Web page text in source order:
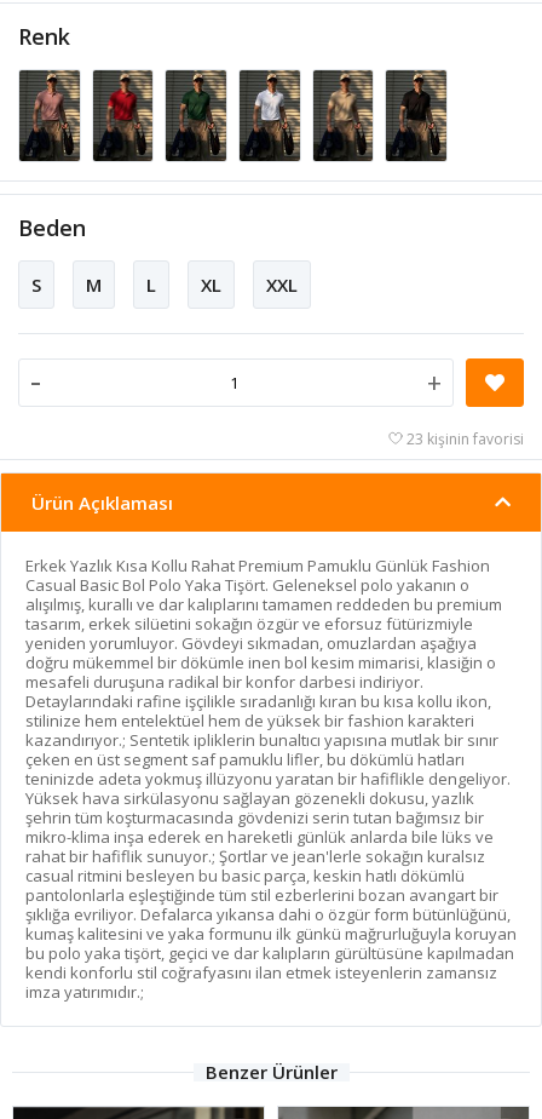
Renk
Beden
S M L XL XXL
- +
23 kişinin favorisi
Ürün Açıklaması
Erkek Yazlık Kısa Kollu Rahat Premium Pamuklu Günlük Fashion
Casual Basic Bol Polo Yaka Tişört. Geleneksel polo yakanın o
alışılmış, kurallı ve dar kalıplarını tamamen reddeden bu premium
tasarım, erkek silüetini sokağın özgür ve eforsuz fütürizmiyle
yeniden yorumluyor. Gövdeyi sıkmadan, omuzlardan aşağıya
doğru mükemmel bir dökümle inen bol kesim mimarisi, klasiğin o
mesafeli duruşuna radikal bir konfor darbesi indiriyor.
Detaylarındaki rafine işçilikle sıradanlığı kıran bu kısa kollu ikon,
stilinize hem entelektüel hem de yüksek bir fashion karakteri
kazandırıyor.; Sentetik ipliklerin bunaltıcı yapısına mutlak bir sınır
çeken en üst segment saf pamuklu lifler, bu dökümlü hatları
teninizde adeta yokmuş illüzyonu yaratan bir hafiflikle dengeliyor.
Yüksek hava sirkülasyonu sağlayan gözenekli dokusu, yazlık
şehrin tüm koşturmacasında gövdenizi serin tutan bağımsız bir
mikro-klima inşa ederek en hareketli günlük anlarda bile lüks ve
rahat bir hafiflik sunuyor.; Şortlar ve jean'lerle sokağın kuralsız
casual ritmini besleyen bu basic parça, keskin hatlı dökümlü
pantolonlarla eşleştiğinde tüm stil ezberlerini bozan avangart bir
şıklığa evriliyor. Defalarca yıkansa dahi o özgür form bütünlüğünü,
kumaş kalitesini ve yaka formunu ilk günkü mağrurluğuyla koruyan
bu polo yaka tişört, geçici ve dar kalıpların gürültüsüne kapılmadan
kendi konforlu stil coğrafyasını ilan etmek isteyenlerin zamansız
imza yatırımıdır.;
Benzer Ürünler